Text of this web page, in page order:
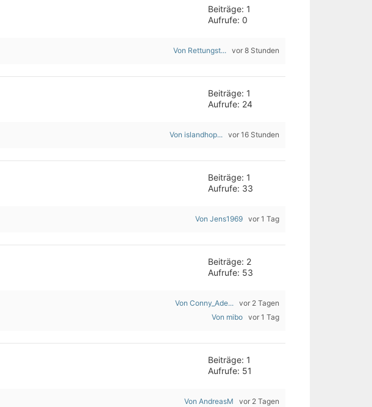
Beiträge: 1
Aufrufe: 0
Von Rettungst... vor 8 Stunden
Beiträge: 1
Aufrufe: 24
Von islandhop... vor 16 Stunden
Beiträge: 1
Aufrufe: 33
Von Jens1969 vor 1 Tag
Beiträge: 2
Aufrufe: 53
Von Conny_Ade... vor 2 Tagen
Von mibo vor 1 Tag
Beiträge: 1
Aufrufe: 51
Von AndreasM vor 2 Tagen